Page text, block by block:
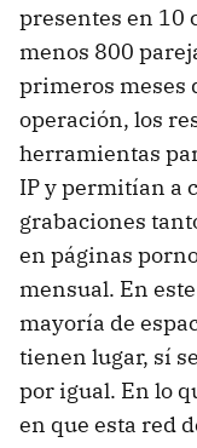
presentes en 10
menos 800
primeros meses
operación, los
herramientas
IP y permitían a
grabaciones
en páginas
mensual. En
mayoría de
tienen lugar, sí
por igual. En lo
en que esta red